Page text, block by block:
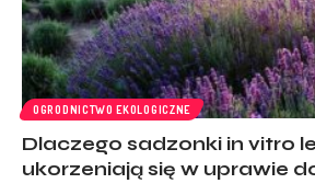
OGRODNICTWO EKOLOGICZNE
Dlaczego sadzonki in vitro
ukorzeniają się w uprawie